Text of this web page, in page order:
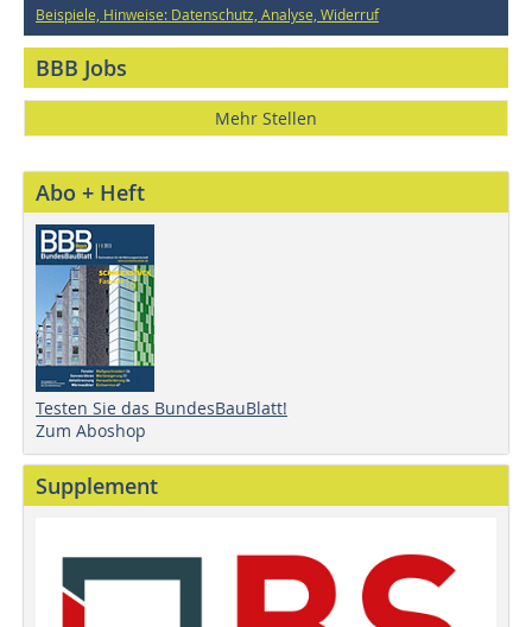
Beispiele, Hinweise: Datenschutz, Analyse, Widerruf
BBB Jobs
Mehr Stellen
Abo + Heft
Testen Sie das BundesBauBlatt!
Zum Aboshop
Supplement